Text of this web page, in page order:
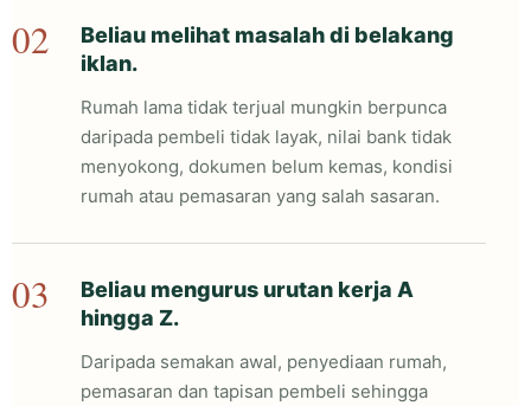
02
Beliau melihat masalah di belakang
iklan.
Rumah lama tidak terjual mungkin berpunca
daripada pembeli tidak layak, nilai bank tidak
menyokong, dokumen belum kemas, kondisi
rumah atau pemasaran yang salah sasaran.
03
Beliau mengurus urutan kerja A
hingga Z.
Daripada semakan awal, penyediaan rumah,
pemasaran dan tapisan pembeli sehingga